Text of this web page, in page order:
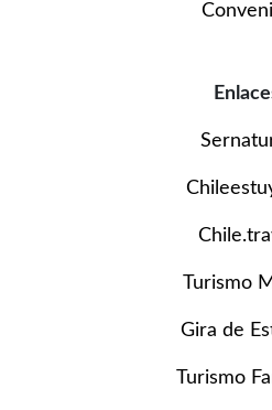
Turismo
Gira de
Turismo